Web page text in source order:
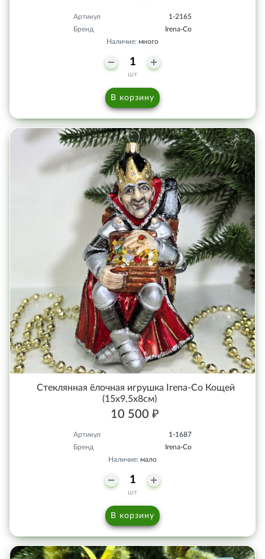
Артикул
1-2165
Бренд
Irena-Co
Наличие: много
шт
В корзину
Стеклянная ёлочная игрушка Irena-Co Кощей
(15х9,5х8см)
10 500 ₽
Артикул
1-1687
Бренд
Irena-Co
Наличие: мало
шт
В корзину